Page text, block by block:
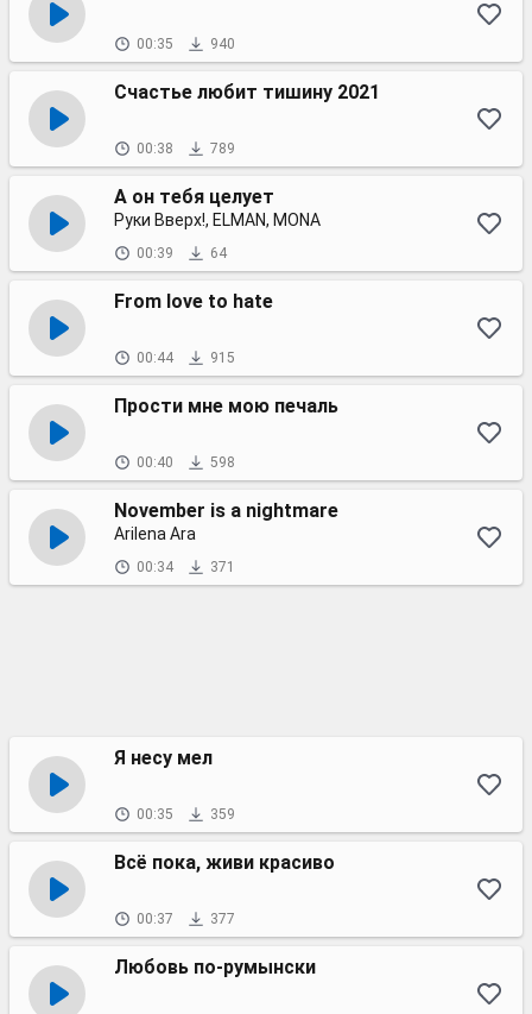
00:35 940
Счастье любит тишину 2021
00:38 789
А он тебя целует
Руки Вверх!, ELMAN, MONA
00:39 64
From love to hate
00:44 915
Прости мне мою печаль
00:40 598
November is a nightmare
Arilena Ara
00:34 371
Я несу мел
00:35 359
Всё пока, живи красиво
00:37 377
Любовь по-румынски